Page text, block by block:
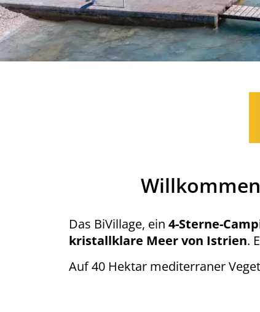
Das BiVillage, ein 4-Sterne-
kristallklare Meer von Istrien.
Auf 40 Hektar mediterraner